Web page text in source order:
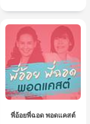
พี่อ้อยพี่ฉอด พอดแคสต์